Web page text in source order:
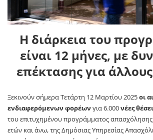
Η διάρκεια του
είναι 12 μήνες, με
επέκτασης για
Ξεκινούν σήμερα Τετάρτη 12 Μαρτίου 2025οι
ενδιαφερόμενων φορέωνγια 6.000νέες
του επιτυχημένου προγράμματος απασχόλησης
ετών και άνω, της Δημόσιας Υπηρεσίας